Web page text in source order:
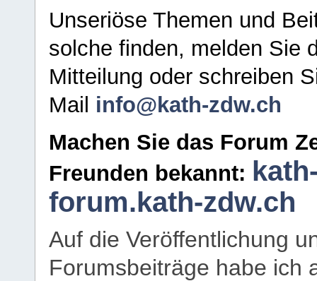
Unseriöse Themen und
solche finden, melden Sie
Mitteilung oder schreiben
Mail info@kath-zdw.ch
Machen Sie das Forum
Freunden bekannt:
forum.kath-zdw.ch
Auf die Veröffentlichung
Forumsbeiträge habe ich